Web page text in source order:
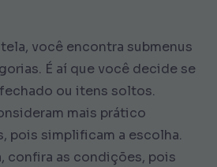
você encontra submenus
É aí que você decide se
ou itens soltos.
mais prático
pois simplificam a escolha.
confira as condições, pois